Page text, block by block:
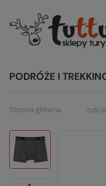
PODRÓŻE I
Strona główna